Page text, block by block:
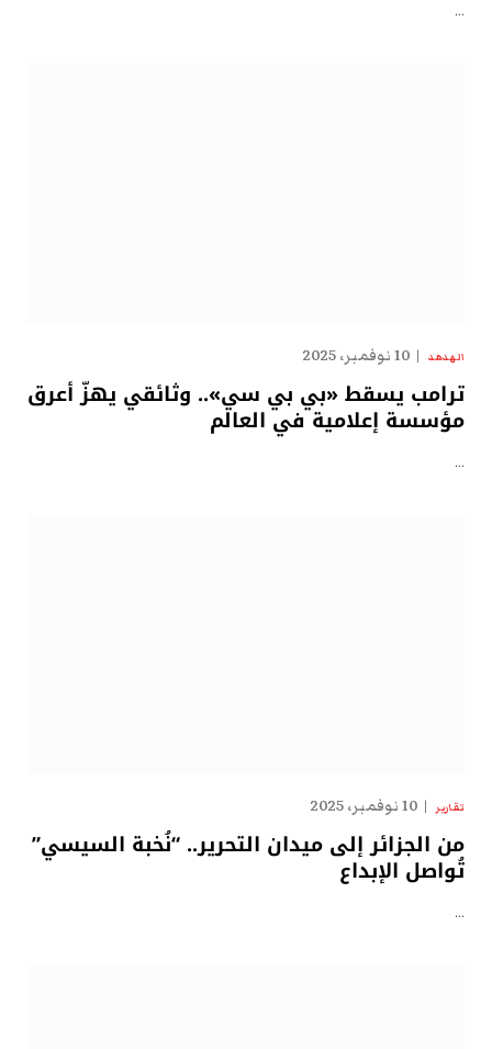
…
الهدهد 10 نوفمبر، 2025
ترامب يسقط «بي بي سي».. وثائقي يهزّ أعرق
مؤسسة إعلامية في العالم
…
تقارير 10 نوفمبر، 2025
من الجزائر إلى ميدان التحرير.. “نُخبة السيسي”
تُواصل الإبداع
…